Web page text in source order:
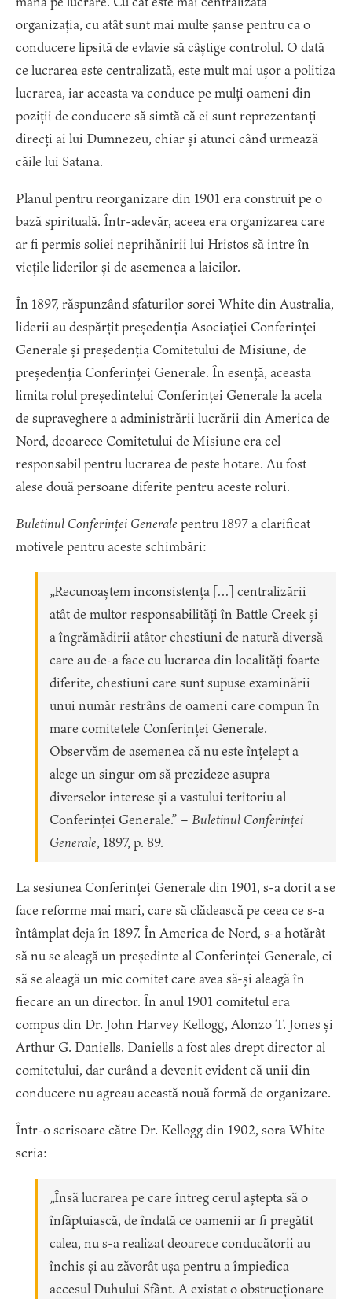
organizația, cu atât sunt mai multe șanse pentru ca o
conducere lipsită de evlavie să câștige controlul. O dată
ce lucrarea este centralizată, este mult mai ușor a politiza
lucrarea, iar aceasta va conduce pe mulți oameni din
poziții de conducere să simtă că ei sunt reprezentanți
direcți ai lui Dumnezeu, chiar și atunci când urmează
căile lui Satana.
Planul pentru reorganizare din 1901 era construit pe o
bază spirituală. Într-adevăr, aceea era organizarea care
ar fi permis soliei neprihănirii lui Hristos să intre în
viețile liderilor și de asemenea a laicilor.
În 1897, răspunzând sfaturilor sorei White din Australia,
liderii au despărțit președenția Asociației Conferinței
Generale și președenția Comitetului de Misiune, de
președenția Conferinței Generale. În esență, aceasta
limita rolul președintelui Conferinței Generale la acela
de supraveghere a administrării lucrării din America de
Nord, deoarece Comitetului de Misiune era cel
responsabil pentru lucrarea de peste hotare. Au fost
alese două persoane diferite pentru aceste roluri.
Buletinul Conferinței Generale pentru 1897 a clarificat
motivele pentru aceste schimbări:
„Recunoaștem inconsistența […] centralizării
atât de multor responsabilități în Battle Creek și
a îngrămădirii atâtor chestiuni de natură diversă
care au de-a face cu lucrarea din localități foarte
diferite, chestiuni care sunt supuse examinării
unui număr restrâns de oameni care compun în
mare comitetele Conferinței Generale.
Observăm de asemenea că nu este înțelept a
alege un singur om să prezideze asupra
diverselor interese și a vastului teritoriu al
Conferinței Generale.” – Buletinul Conferinței
Generale, 1897, p. 89.
La sesiunea Conferinței Generale din 1901, s-a dorit a se
face reforme mai mari, care să clădească pe ceea ce s-a
întâmplat deja în 1897. În America de Nord, s-a hotărât
să nu se aleagă un președinte al Conferinței Generale, ci
să se aleagă un mic comitet care avea să-și aleagă în
fiecare an un director. În anul 1901 comitetul era
compus din Dr. John Harvey Kellogg, Alonzo T. Jones și
Arthur G. Daniells. Daniells a fost ales drept director al
comitetului, dar curând a devenit evident că unii din
conducere nu agreau această nouă formă de organizare.
Într-o scrisoare către Dr. Kellogg din 1902, sora White
scria:
„Însă lucrarea pe care întreg cerul aștepta să o
înfăptuiască, de îndată ce oamenii ar fi pregătit
calea, nu s-a realizat deoarece conducătorii au
închis și au zăvorât ușa pentru a împiedica
accesul Duhului Sfânt. A existat o obstrucționare